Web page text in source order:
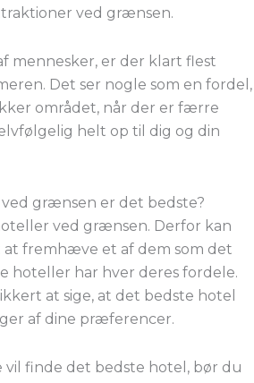
ved grænsen.
mennesker, er der klart flest
Det ser nogle som en fordel,
området, når der er færre
helt op til dig og din
grænsen er det bedste?
ved grænsen. Derfor kan
fremhæve et af dem som det
hoteller har hver deres fordele.
at sige, at det bedste hotel
af dine præferencer.
vil finde det bedste hotel, bør du